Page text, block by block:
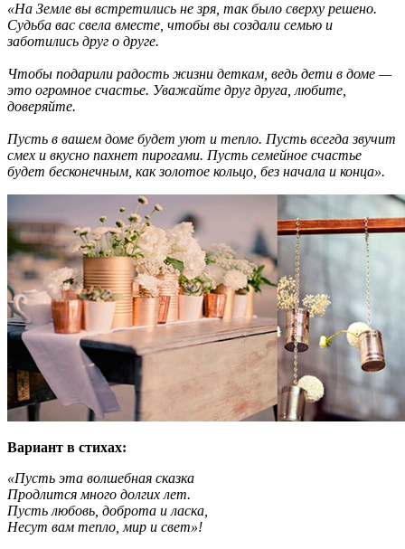
«На Земле вы встретились не зря, так было сверху решено.
Судьба вас свела вместе, чтобы вы создали семью и
заботились друг о друге.
Чтобы подарили радость жизни деткам, ведь дети в доме —
это огромное счастье. Уважайте друг друга, любите,
доверяйте.
Пусть в вашем доме будет уют и тепло. Пусть всегда звучит
смех и вкусно пахнет пирогами. Пусть семейное счастье
будет бесконечным, как золотое кольцо, без начала и конца».
Вариант в стихах:
«Пусть эта волшебная сказка
Продлится много долгих лет.
Пусть любовь, доброта и ласка,
Несут вам тепло, мир и свет»!